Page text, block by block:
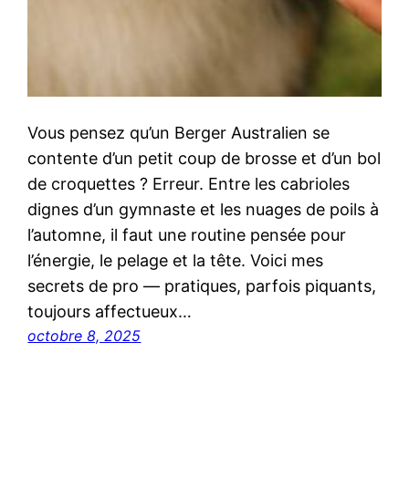
Vous pensez qu’un Berger Australien se
contente d’un petit coup de brosse et d’un bol
de croquettes ? Erreur. Entre les cabrioles
dignes d’un gymnaste et les nuages de poils à
l’automne, il faut une routine pensée pour
l’énergie, le pelage et la tête. Voici mes
secrets de pro — pratiques, parfois piquants,
toujours affectueux…
octobre 8, 2025